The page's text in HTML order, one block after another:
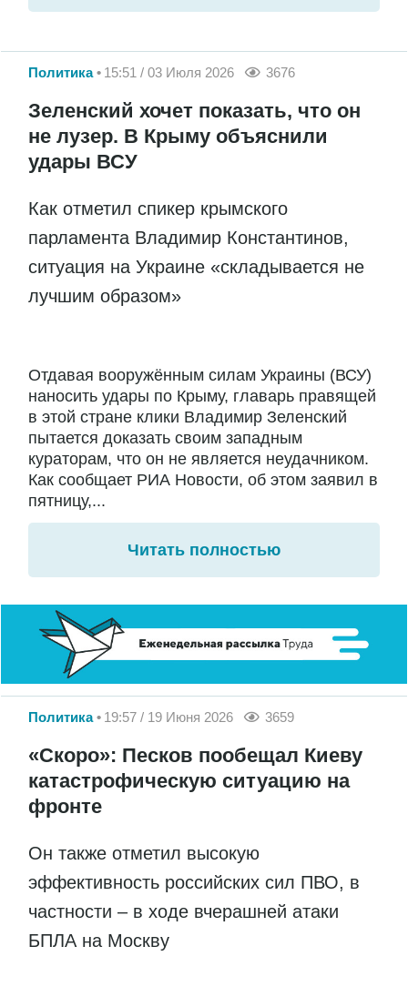
Политика 15:51 / 03 Июля 2026 3676
Зеленский хочет показать, что он
не лузер. В Крыму объяснили
удары ВСУ
Как отметил спикер крымского
парламента Владимир Константинов,
ситуация на Украине «складывается не
лучшим образом»
Отдавая вооружённым силам Украины (ВСУ)
наносить удары по Крыму, главарь правящей
в этой стране клики Владимир Зеленский
пытается доказать своим западным
кураторам, что он не является неудачником.
Как сообщает РИА Новости, об этом заявил в
пятницу,...
Читать полностью
Политика 19:57 / 19 Июня 2026 3659
«Скоро»: Песков пообещал Киеву
катастрофическую ситуацию на
фронте
Он также отметил высокую
эффективность российских сил ПВО, в
частности – в ходе вчерашней атаки
БПЛА на Москву